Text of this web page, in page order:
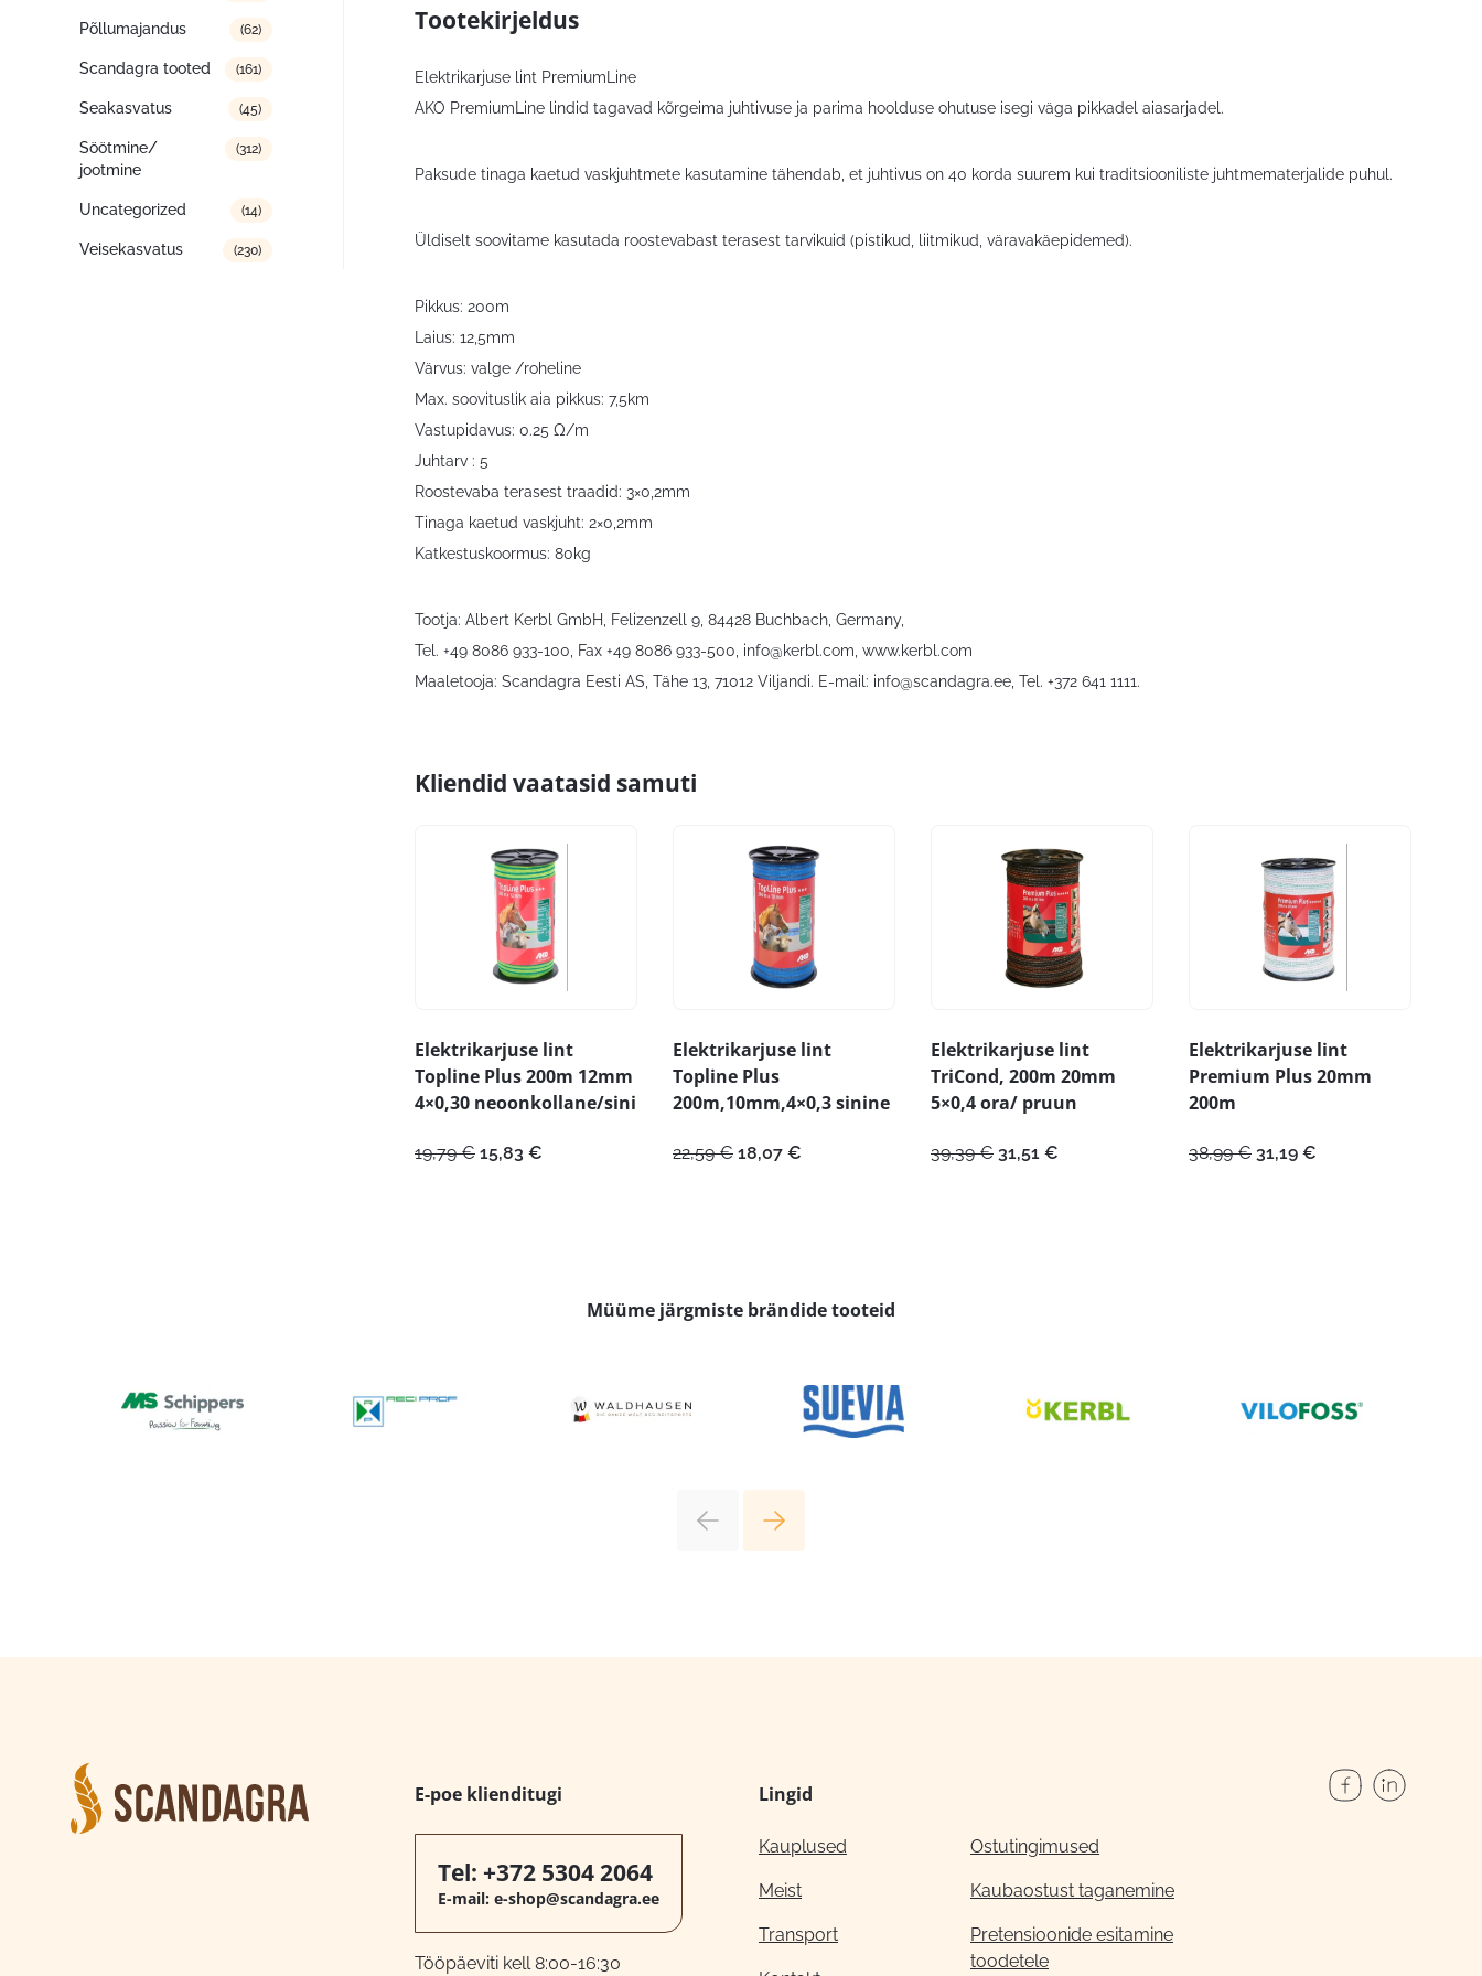
Põllumajandus (62)
Scandagra tooted (161)
Seakasvatus (45)
Söötmine/
jootmine
(312)
Uncategorized (14)
Veisekasvatus (230)
Tootekirjeldus
Elektrikarjuse lint PremiumLine
AKO PremiumLine lindid tagavad kõrgeima juhtivuse ja parima hoolduse ohutuse isegi väga pikkadel aiasarjadel.
Paksude tinaga kaetud vaskjuhtmete kasutamine tähendab, et juhtivus on 40 korda suurem kui traditsiooniliste juhtmematerjalide puhul.
Üldiselt soovitame kasutada roostevabast terasest tarvikuid (pistikud, liitmikud, väravakäepidemed).
Pikkus: 200m
Laius: 12,5mm
Värvus: valge /roheline
Max. soovituslik aia pikkus: 7,5km
Vastupidavus: 0.25 Ω/m
Juhtarv : 5
Roostevaba terasest traadid: 3×0,2mm
Tinaga kaetud vaskjuht: 2×0,2mm
Katkestuskoormus: 80kg
Tootja: Albert Kerbl GmbH, Felizenzell 9, 84428 Buchbach, Germany,
Tel. +49 8086 933-100, Fax +49 8086 933-500, info@kerbl.com , www.kerbl.com
Maaletooja: Scandagra Eesti AS, Tähe 13, 71012 Viljandi. E-mail: info@scandagra.ee , Tel. +372 641 1111.
Kliendid vaatasid samuti
Elektrikarjuse lint
Topline Plus 200m 12mm
4×0,30 neoonkollane/sini
19,79€ Algne
15,83 €
Elektrikarjuse lint
Topline Plus
200m,10mm,4×0,3 sinine
22,59€ Algne
18,07 €
Elektrikarjuse lint
TriCond, 200m 20mm
5×0,4 ora/ pruun
39,39€ Algne
31,51 €
Elektrikarjuse lint
Premium Plus 20mm
200m
38,99€ Algne
31,19 €
Müüme järgmiste brändide tooteid
E-poe klienditugi
Tel: +372 5304 2064
E-mail: e-shop@scandagra.ee
Tööpäeviti kell 8:00-16:30
Lingid
Kauplused
Meist
Transport
Ostutingimused
Kaubaostust taganemine
Pretensioonide esitamine
toodetele